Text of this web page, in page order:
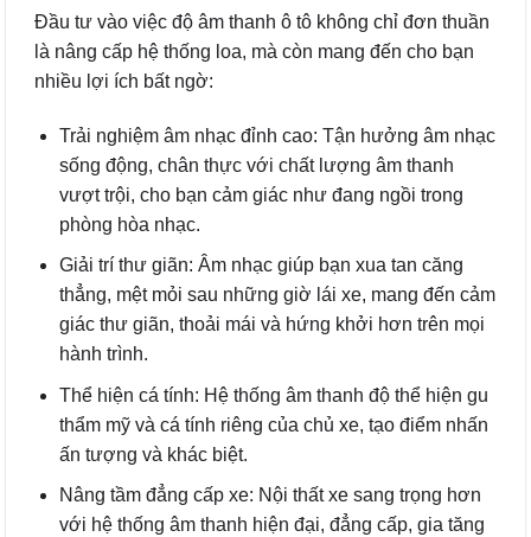
Đầu tư vào việc độ âm thanh ô tô không chỉ đơn thuần
là nâng cấp hệ thống loa, mà còn mang đến cho bạn
nhiều lợi ích bất ngờ:
Trải nghiệm âm nhạc đỉnh cao: Tận hưởng âm nhạc
sống động, chân thực với chất lượng âm thanh
vượt trội, cho bạn cảm giác như đang ngồi trong
phòng hòa nhạc.
Giải trí thư giãn: Âm nhạc giúp bạn xua tan căng
thẳng, mệt mỏi sau những giờ lái xe, mang đến cảm
giác thư giãn, thoải mái và hứng khởi hơn trên mọi
hành trình.
Thể hiện cá tính: Hệ thống âm thanh độ thể hiện gu
thẩm mỹ và cá tính riêng của chủ xe, tạo điểm nhấn
ấn tượng và khác biệt.
Nâng tầm đẳng cấp xe: Nội thất xe sang trọng hơn
với hệ thống âm thanh hiện đại, đẳng cấp, gia tăng